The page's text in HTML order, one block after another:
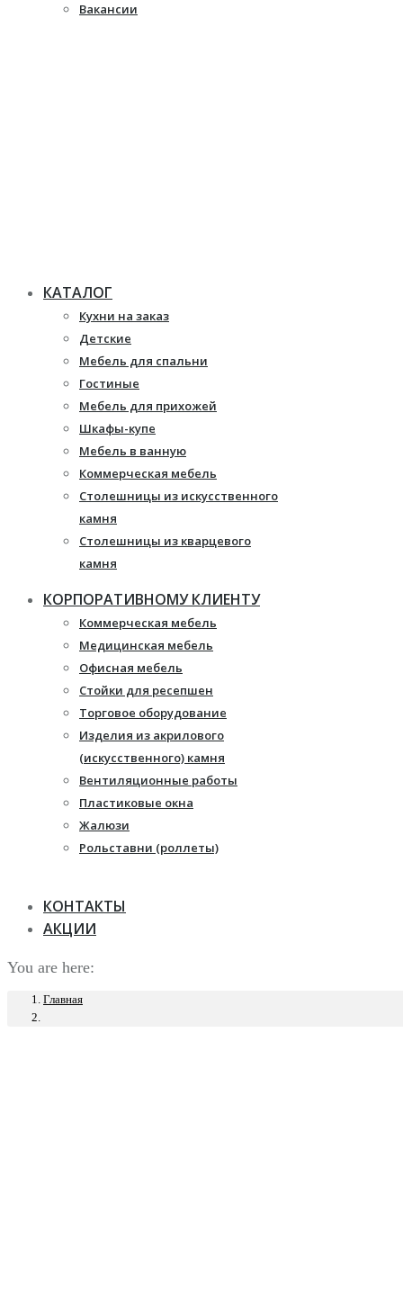
Вакансии
КАТАЛОГ
Кухни на заказ
Детские
Мебель для спальни
Гостиные
Мебель для прихожей
Шкафы-купе
Мебель в ванную
Коммерческая мебель
Столешницы из искусственного
камня
Столешницы из кварцевого
камня
Каминные порталы
Камины Dimplex
Искусственный камень White
Hills
Балконы ПВХ
Пластиковые окна
Жалюзи
Рулонные шторы
КОРПОРАТИВНОМУ КЛИЕНТУ
Коммерческая мебель
Медицинская мебель
Офисная мебель
Стойки для ресепшен
Торговое оборудование
Изделия из акрилового
(искусственного) камня
Вентиляционные работы
Пластиковые окна
Жалюзи
Рольставни (роллеты)
КОНТАКТЫ
АКЦИИ
You are here:
Главная